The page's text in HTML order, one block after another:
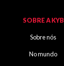
SOBRE A KYB
Sobre nós
No mundo